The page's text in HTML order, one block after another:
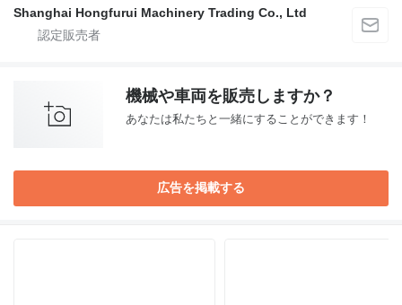
Shanghai Hongfurui Machinery Trading Co., Ltd
機械や車両を販売しますか？
あなたは私たちと一緒にすることができます！
広告を掲載する